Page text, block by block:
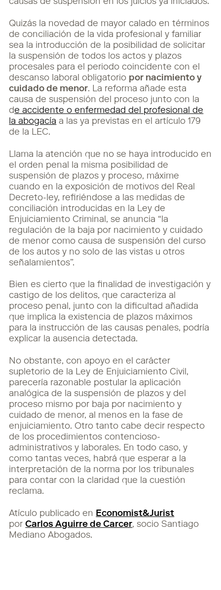
causas de suspensión en los juicios ya iniciados.
Quizás la novedad de mayor calado en términos
de conciliación de la vida profesional y familiar
sea la introducción de la posibilidad de solicitar
la suspensión de todos los actos y plazos
procesales para el periodo coincidente con el
descanso laboral obligatorio por nacimiento y
cuidado de menor. La reforma añade esta
causa de suspensión del proceso junto con la
de accidente o enfermedad del profesional de
la abogacía a las ya previstas en el artículo 179
de la LEC.
Llama la atención que no se haya introducido en
el orden penal la misma posibilidad de
suspensión de plazos y proceso, máxime
cuando en la exposición de motivos del Real
Decreto-ley, refiriéndose a las medidas de
conciliación introducidas en la Ley de
Enjuiciamiento Criminal, se anuncia “la
regulación de la baja por nacimiento y cuidado
de menor como causa de suspensión del curso
de los autos y no solo de las vistas u otros
señalamientos”.
Bien es cierto que la finalidad de investigación y
castigo de los delitos, que caracteriza al
proceso penal, junto con la dificultad añadida
que implica la existencia de plazos máximos
para la instrucción de las causas penales, podría
explicar la ausencia detectada.
No obstante, con apoyo en el carácter
supletorio de la Ley de Enjuiciamiento Civil,
parecería razonable postular la aplicación
analógica de la suspensión de plazos y del
proceso mismo por baja por nacimiento y
cuidado de menor, al menos en la fase de
enjuiciamiento. Otro tanto cabe decir respecto
de los procedimientos contencioso-
administrativos y laborales. En todo caso, y
como tantas veces, habrá que esperar a la
interpretación de la norma por los tribunales
para contar con la claridad que la cuestión
reclama.
Atículo publicado en Economist&Jurist
porCarlos Aguirre de Carcer, socio Santiago
Mediano Abogados.